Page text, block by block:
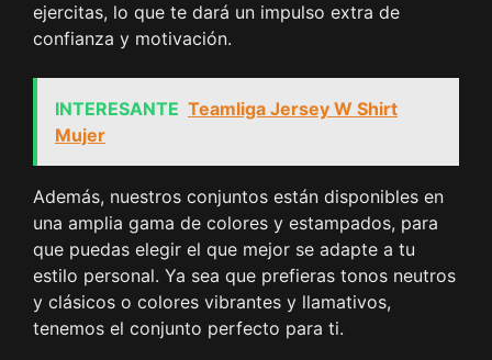
ejercitas, lo que te dará un impulso extra de
confianza y motivación.
INTERESANTE Teamliga Jersey W Shirt
Mujer
Además, nuestros conjuntos están disponibles en
una amplia gama de colores y estampados, para
que puedas elegir el que mejor se adapte a tu
estilo personal. Ya sea que prefieras tonos neutros
y clásicos o colores vibrantes y llamativos,
tenemos el conjunto perfecto para ti.